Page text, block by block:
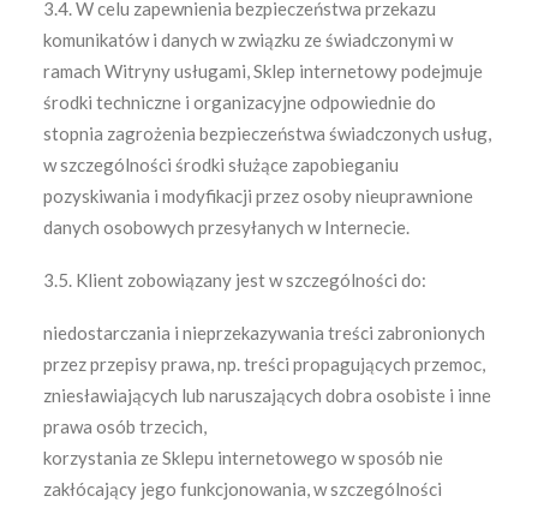
3.4. W celu zapewnienia bezpieczeństwa przekazu
komunikatów i danych w związku ze świadczonymi w
ramach Witryny usługami, Sklep internetowy podejmuje
środki techniczne i organizacyjne odpowiednie do
stopnia zagrożenia bezpieczeństwa świadczonych usług,
w szczególności środki służące zapobieganiu
pozyskiwania i modyfikacji przez osoby nieuprawnione
danych osobowych przesyłanych w Internecie.
3.5. Klient zobowiązany jest w szczególności do:
niedostarczania i nieprzekazywania treści zabronionych
przez przepisy prawa, np. treści propagujących przemoc,
zniesławiających lub naruszających dobra osobiste i inne
prawa osób trzecich,
korzystania ze Sklepu internetowego w sposób nie
zakłócający jego funkcjonowania, w szczególności